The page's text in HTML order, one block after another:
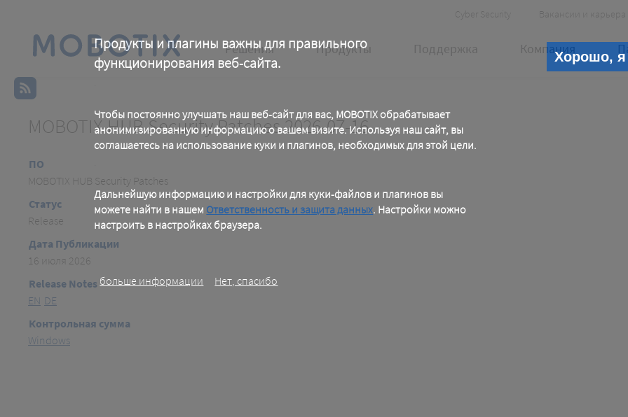
Продукты и плагины важны для правильного
функционирования веб-сайта.
Чтобы постоянно улучшать наш веб-сайт для вас, MOBOTIX обрабатывает
анонимизированную информацию о вашем визите. Используя наш сайт, вы
соглашаетесь на использование куки и плагинов, необходимых для этой цели.
Дальнейшую информацию и настройки для куки-файлов и плагинов вы
можете найти в нашем Ответственность и защита данных. Настройки можно
настроить в настройках браузера.
.
больше информации Нет, спасибо
Хорошо, я
content
Header
Meta
Cyber Security Вакансии и карьера
Main
navigation
Решения Продукты Поддержка Компания
MOBOTIX HUB Security Patches 2026-07-16
ПО
MOBOTIX HUB Security Patches
Статус
Release
Дата Публикации
16 июля 2026
Release Notes
EN DE
Контрольная сумма
Windows